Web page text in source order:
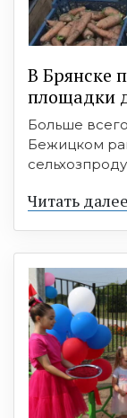
В Брянске
площадки
Больше
Бежицком
Читать далее